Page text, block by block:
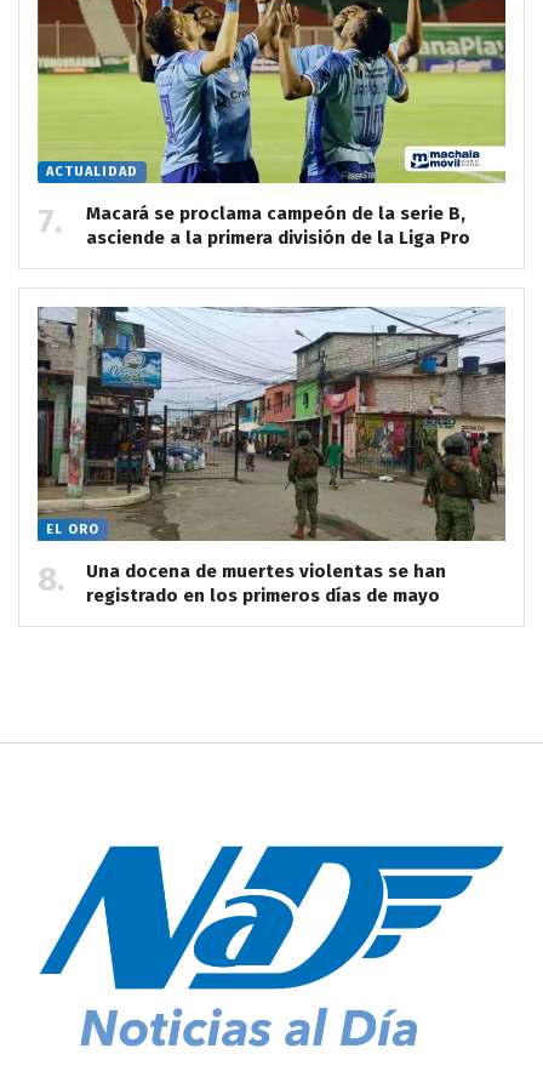
ACTUALIDAD
Macará se proclama campeón de la serie B,
asciende a la primera división de la Liga Pro
EL ORO
Una docena de muertes violentas se han
registrado en los primeros días de mayo